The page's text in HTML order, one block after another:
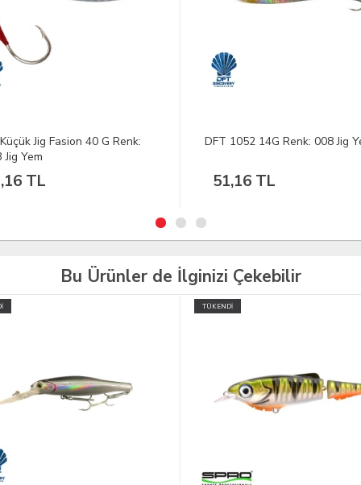
14G Renk: 008 Jig Yem
TL
SPRO Cast'X 7G Red Fish Jig
195,20 TL
Bu Ürünler de İlginizi Çekebilir
TÜKENDİ